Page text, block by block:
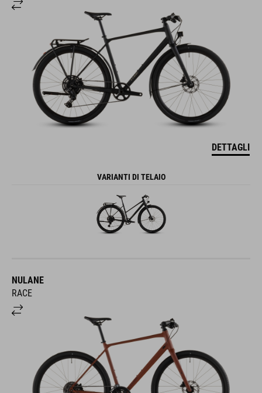
DETTAGLI
VARIANTI DI TELAIO
NULANE
RACE